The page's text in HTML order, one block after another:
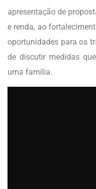
apresentação de
e renda, ao
oportunidades para os
de discutir medidas
uma família.